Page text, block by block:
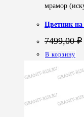
мрамор
Цветник
7499,00₽
В корзину